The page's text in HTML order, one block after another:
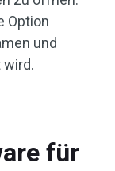
Option
und
wird.
für